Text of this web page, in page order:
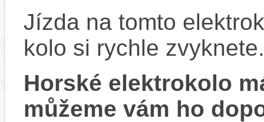
Jízda na tomto
kolo si rychle zvyknete.
Horské elektrokolo
můžeme vám ho